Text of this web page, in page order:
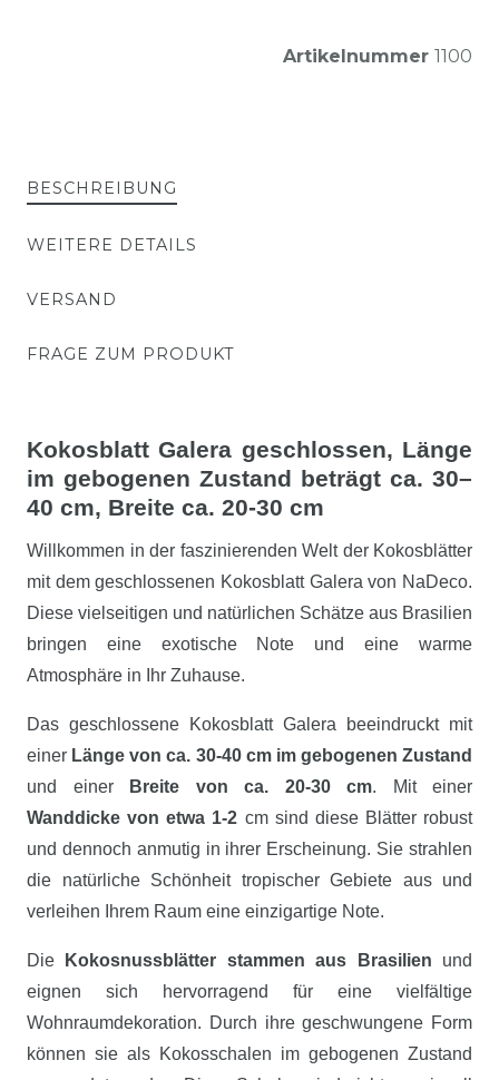
Artikelnummer 1100
BESCHREIBUNG
WEITERE DETAILS
VERSAND
FRAGE ZUM PRODUKT
Kokosblatt Galera geschlossen, Länge
im gebogenen Zustand beträgt ca. 30–
40 cm, Breite ca. 20-30 cm
Willkommen in der faszinierenden Welt der Kokosblätter
mit dem geschlossenen Kokosblatt Galera von NaDeco.
Diese vielseitigen und natürlichen Schätze aus Brasilien
bringen eine exotische Note und eine warme
Atmosphäre in Ihr Zuhause.
Das geschlossene Kokosblatt Galera beeindruckt mit
einer Länge von ca. 30-40 cm im gebogenen Zustand
und einer
Breite von ca. 20-30 cm. Mit einer
Wanddicke von etwa 1-2 cm sind diese Blätter robust
und dennoch anmutig in ihrer Erscheinung. Sie strahlen
die natürliche Schönheit tropischer Gebiete aus und
verleihen Ihrem Raum eine einzigartige Note.
Die Kokosnussblätter stammen aus Brasilien und
eignen sich hervorragend für eine vielfältige
Wohnraumdekoration. Durch ihre geschwungene Form
können sie als Kokosschalen im gebogenen Zustand